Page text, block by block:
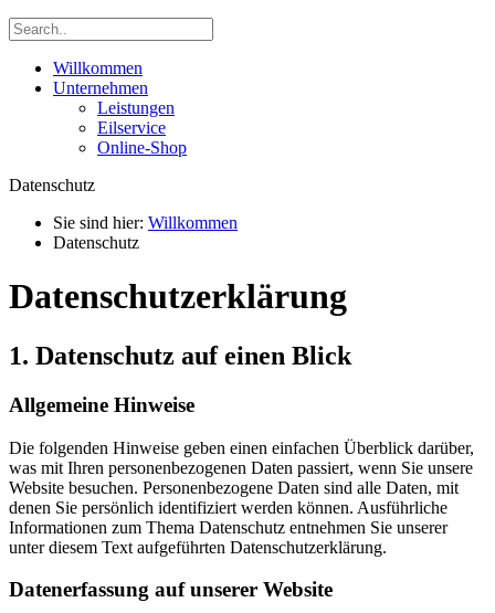
Willkommen
Unternehmen
Leistungen
Eilservice
Online-Shop
Datenschutz
Sie sind hier: Willkommen
Datenschutz
Datenschutzerklärung
1. Datenschutz auf einen Blick
Allgemeine Hinweise
Die folgenden Hinweise geben einen einfachen Überblick darüber,
was mit Ihren personenbezogenen Daten passiert, wenn Sie unsere
Website besuchen. Personenbezogene Daten sind alle Daten, mit
denen Sie persönlich identifiziert werden können. Ausführliche
Informationen zum Thema Datenschutz entnehmen Sie unserer
unter diesem Text aufgeführten Datenschutzerklärung.
Datenerfassung auf unserer Website